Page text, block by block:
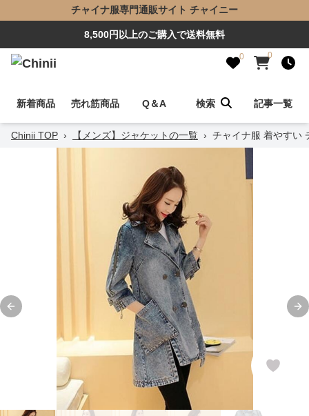
チャイナ服専門通販サイト チャイニー
8,500円以上のご購入で送料無料
0 0
新着商品 売れ筋商品 Q＆A 検索 記事一覧
Chinii TOP › 【メンズ】ジャケットの一覧 › チャイナ服 着やすい
Previous slide